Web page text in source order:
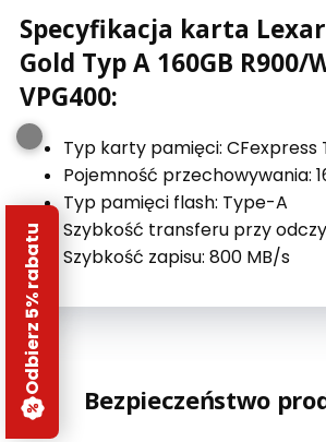
Specyfikacja karta Lexar
Gold Typ A 160GB R900/
VPG400:
Typ karty pamięci: CFexpress
Pojemność przechowywania:
Typ pamięci flash: Type-A
Szybkość transferu przy
Szybkość zapisu: 800 MB/s
Bezpieczeństwo
Odbierz 5% rabatu